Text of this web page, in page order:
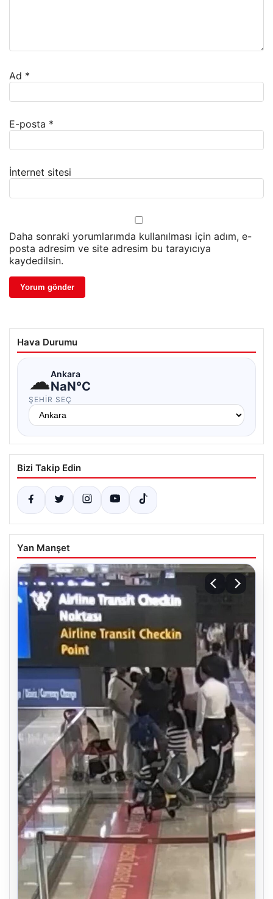
Ad *
E-posta *
İnternet sitesi
Daha sonraki yorumlarımda kullanılması için adım, e-
posta adresim ve site adresim bu tarayıcıya
kaydedilsin.
Hava Durumu
☁Ankara
NaN°C
ŞEHIR SEÇ
Bizi Takip Edin
Yan Manşet